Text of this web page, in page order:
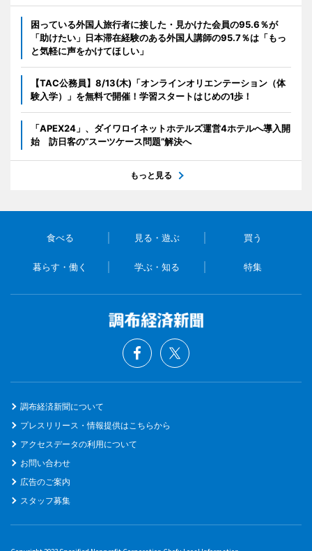
困っている外国人旅行者に接した・見かけた会員の95.6％が
「助けたい」日本滞在経験のある外国人講師の95.7％は「もっ
と気軽に声をかけてほしい」
【TAC公務員】8/13(木)「オンラインオリエンテーション（体
験入学）」を無料で開催！学習スタートはじめの1歩！
「APEX24」、ダイワロイネットホテルズ運営4ホテルへ導入開
始 訪日客の“スーツケース問題”解決へ
もっと見る
食べる 見る・遊ぶ 買う
暮らす・働く 学ぶ・知る 特集
調布経済新聞について
プレスリリース・情報提供はこちらから
アクセスデータの利用について
お問い合わせ
広告のご案内
スタッフ募集